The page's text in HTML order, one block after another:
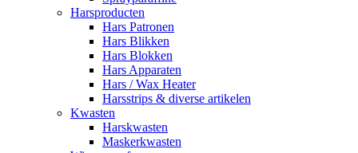
Harsproducten
Hars Patronen
Hars Blikken
Hars Blokken
Hars Apparaten
Hars / Wax Heater
Harsstrips & diverse artikelen
Kwasten
Harskwasten
Maskerkwasten